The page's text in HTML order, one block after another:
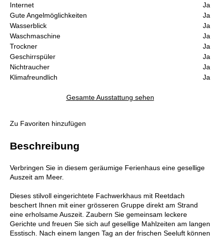
Internet
Ja
Gute Angelmöglichkeiten
Ja
Wasserblick
Ja
Waschmaschine
Ja
Trockner
Ja
Geschirrspüler
Ja
Nichtraucher
Ja
Klimafreundlich
Ja
Gesamte Ausstattung sehen
Zu Favoriten hinzufügen
Beschreibung
Verbringen Sie in diesem geräumige Ferienhaus eine gesellige
Auszeit am Meer.
Dieses stilvoll eingerichtete Fachwerkhaus mit Reetdach
beschert Ihnen mit einer grösseren Gruppe direkt am Strand
eine erholsame Auszeit. Zaubern Sie gemeinsam leckere
Gerichte und freuen Sie sich auf gesellige Mahlzeiten am langen
Esstisch. Nach einem langen Tag an der frischen Seeluft können